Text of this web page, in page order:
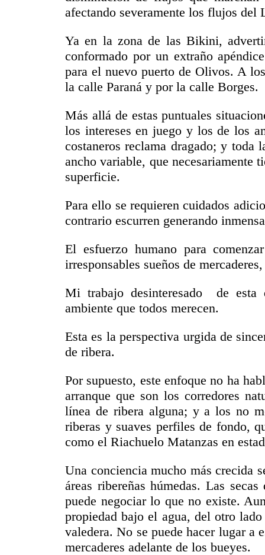
afectando severamente los flujos del
Ya en la zona de las Bikini,
conformado por un extraño
para el nuevo puerto de Olivos. A
la calle Paraná y por la calle Borges.
Más allá de estas puntuales
los intereses en juego y los de los
costaneros reclama dragado; y toda
ancho variable, que necesariamente
superficie.
Para ello se requieren cuidados
contrario escurren generando
El esfuerzo humano para
irresponsables sueños de
Mi trabajo desinteresado de esta
ambiente que todos merecen.
Esta es la perspectiva urgida de
de ribera.
Por supuesto, este enfoque no ha
arranque que son los corredores
línea de ribera alguna; y a los no
riberas y suaves perfiles de fondo,
como el Riachuelo Matanzas en
Una conciencia mucho más crecida
áreas ribereñas húmedas. Las
puede negociar lo que no existe.
propiedad bajo el agua, del otro
valedera. No se puede hacer lugar a
mercaderes adelante de los bueyes.